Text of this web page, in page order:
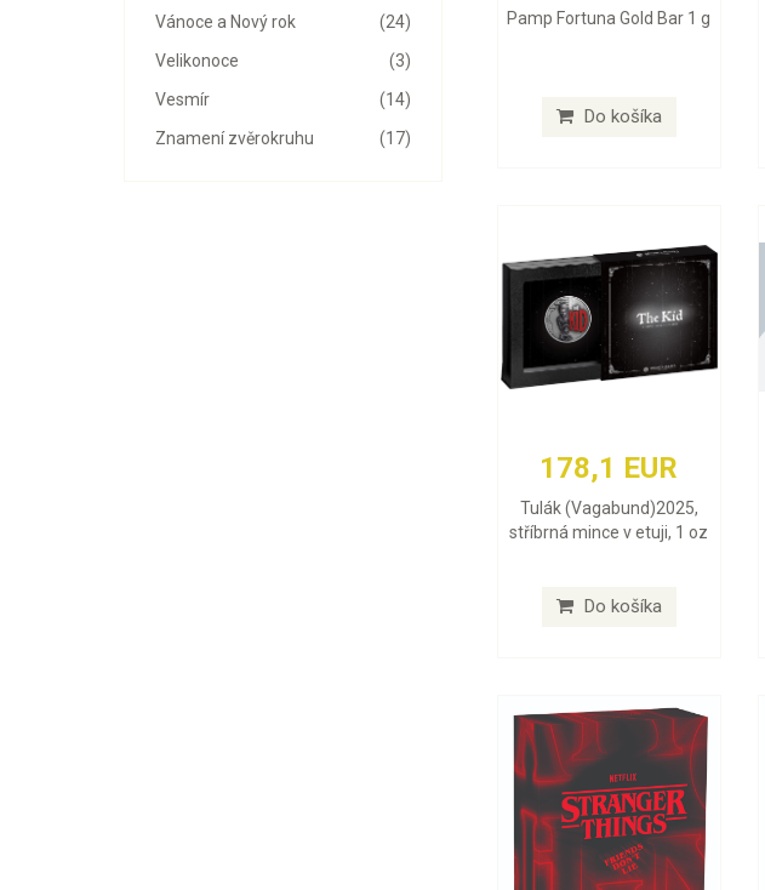
(24)
Vánoce a Nový rok
(3)
Velikonoce
(14)
Vesmír
(17)
Znamení zvěrokruhu
Pamp Fortuna Gold Bar 1 g
Do košíka
178,1 EUR
Tulák (Vagabund)2025,
stříbrná mince v etuji, 1 oz
Do košíka